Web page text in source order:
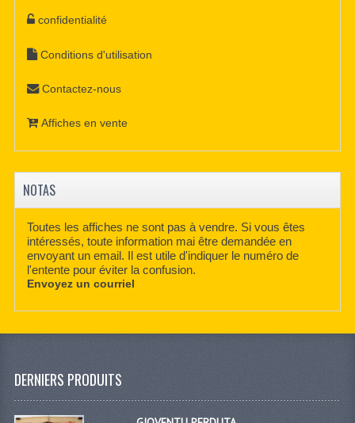
confidentialité
Conditions d'utilisation
Contactez-nous
Affiches en vente
NOTAS
Toutes les affiches ne sont pas à vendre. Si vous êtes
intéressés, toute information mai être demandée en
envoyant un email. Il est utile d'indiquer le numéro de
l'entente pour éviter la confusion.
Envoyez un courriel
DERNIERS PRODUITS